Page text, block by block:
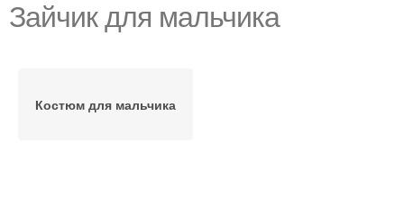
Зайчик для мальчика
Костюм для мальчика